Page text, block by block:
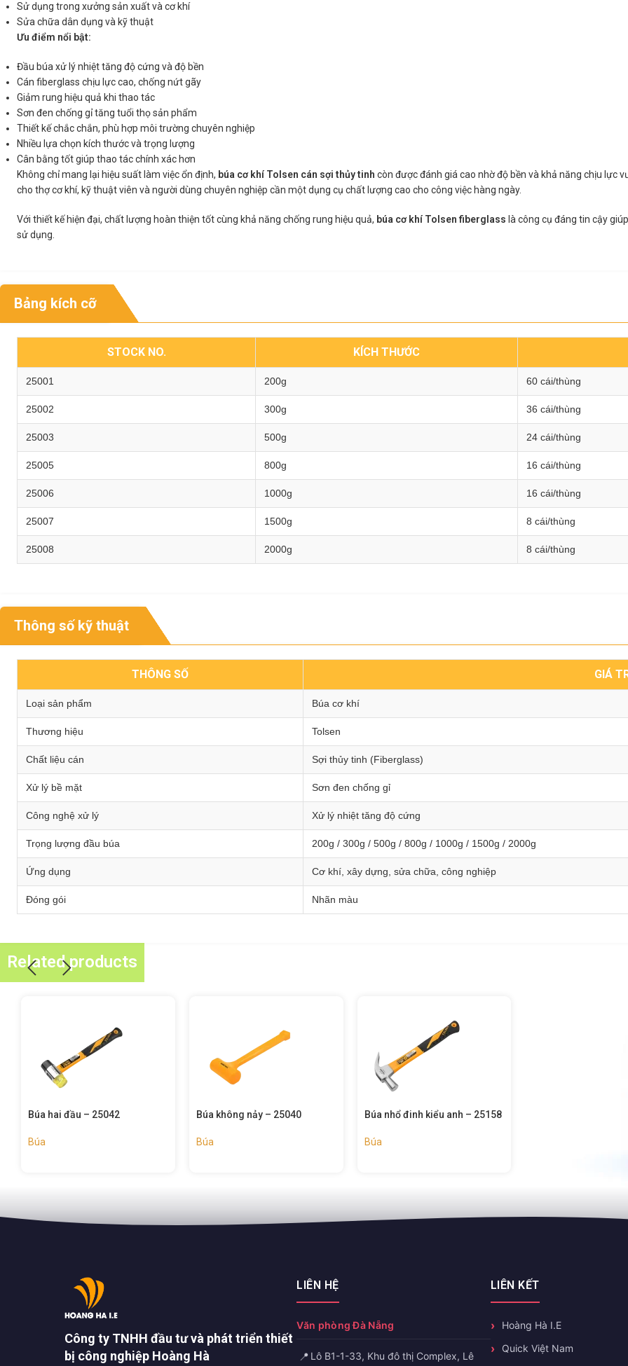
Sử dụng trong xưởng sản xuất và cơ khí
Sửa chữa dân dụng và kỹ thuật
Ưu điểm nổi bật:
Đầu búa xử lý nhiệt tăng độ cứng và độ bền
Cán fiberglass chịu lực cao, chống nứt gãy
Giảm rung hiệu quả khi thao tác
Sơn đen chống gỉ tăng tuổi thọ sản phẩm
Thiết kế chắc chắn, phù hợp môi trường chuyên nghiệp
Nhiều lựa chọn kích thước và trọng lượng
Cân bằng tốt giúp thao tác chính xác hơn
Không chỉ mang lại hiệu suất làm việc ổn định, búa cơ khí Tolsen cán sợi thủy tinh còn được đánh giá cao nhờ độ bền và khả năng chịu lực
cho thợ cơ khí, kỹ thuật viên và người dùng chuyên nghiệp cần một dụng cụ chất lượng cao cho công việc hàng ngày.
Với thiết kế hiện đại, chất lượng hoàn thiện tốt cùng khả năng chống rung hiệu quả, búa cơ khí Tolsen fiberglass là công cụ đáng tin cậy
sử dụng.
Bảng kích cỡ
STOCK NO. KÍCH THƯỚC
25001 200g 60 cái/thùng
25002 300g 36 cái/thùng
25003 500g 24 cái/thùng
25005 800g 16 cái/thùng
25006 1000g 16 cái/thùng
25007 1500g 8 cái/thùng
25008 2000g 8 cái/thùng
Thông số kỹ thuật
THÔNG SỐ GIÁ
Loại sản phẩm Búa cơ khí
Thương hiệu Tolsen
Chất liệu cán Sợi thủy tinh (Fiberglass)
Xử lý bề mặt Sơn đen chống gỉ
Công nghệ xử lý Xử lý nhiệt tăng độ cứng
Trọng lượng đầu búa 200g / 300g / 500g / 800g / 1000g / 1500g / 2000g
Ứng dụng Cơ khí, xây dựng, sửa chữa, công nghiệp
Đóng gói Nhãn màu
Related products
Búa không nảy – 25040
Búa
Búa nhổ đinh kiểu anh – 25158
Búa
Búa nhổ đinh – 25185
Búa
Công ty TNHH đầu tư và phát triển thiết
bị công nghiệp Hoàng Hà
LIÊN HỆ
Văn phòng Đà Nẵng
📍 Lô B1-1-33, Khu đô thị Complex, Lê
LIÊN KẾT
Hoàng Hà I.E
Quick Việt Nam